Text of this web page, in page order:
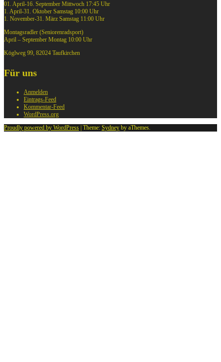
01. April-16. September Mittwoch 17:45 Uhr
1. April-31. Oktober Samstag 10:00 Uhr
1. November-31. März Samstag 11:00 Uhr
Montagsradler (Seniorenradsport)
April – September Montag 10:00 Uhr
Köglweg 99, 82024 Taufkirchen
Für uns
Anmelden
Eintrags-Feed
Kommentar-Feed
WordPress.org
Proudly powered by WordPress Theme: Sydney by aThemes.